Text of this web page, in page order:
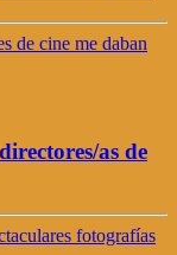
as de